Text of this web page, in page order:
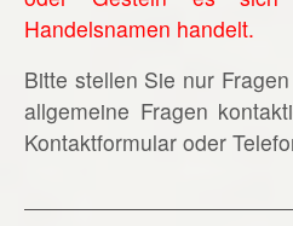
Handelsnamen handelt.
Bitte stellen Sie nur
allgemeine Fragen
Kontaktformular oder